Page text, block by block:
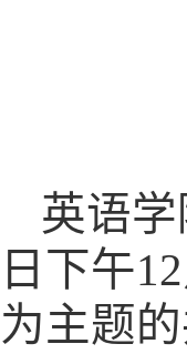
英语
日下午12
为主题